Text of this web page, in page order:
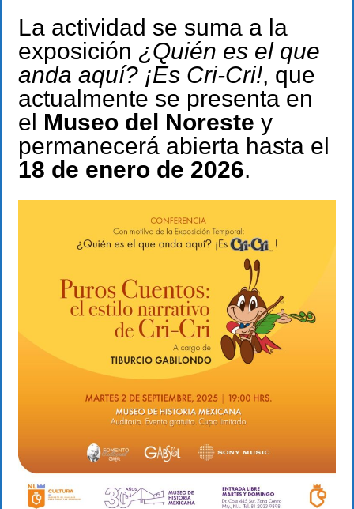
La actividad se suma a la
exposición ¿Quién es el que
anda aquí? ¡Es Cri-Cri!, que
actualmente se presenta en
el Museo del Noreste y
permanecerá abierta hasta el
18 de enero de 2026.